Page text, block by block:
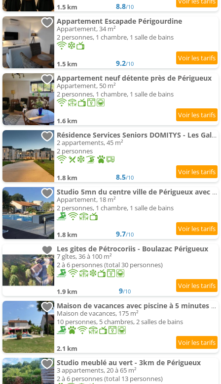
1.5 km 8.8/10
Appartement Escapade Périgourdine
Appartement, 34 m²
2 personnes, 1 chambre, 1 salle de bains
1.5 km 9.2/10
Appartement neuf détente près de Périgueux
Appartement, 50 m²
2 personnes, 1 chambre, 1 salle de bains
1.6 km
Résidence Services Seniors DOMITYS - Les Galopins
2 appartements, 45 m²
2 personnes
1.8 km 8.5/10
Studio 5mn du centre ville de Périgueux avec piscine
Appartement, 18 m²
2 personnes, 1 chambre, 1 salle de bains
1.8 km 9.7/10
Les gites de Pétrocoriis - Boulazac Périgueux
7 gîtes, 36 à 100 m²
2 à 6 personnes (total 30 personnes)
1.9 km 9/10
Maison de vacances avec piscine à 5 minutes de Périgueux
Maison de vacances, 175 m²
10 personnes, 5 chambres, 2 salles de bains
2.1 km
Studio meublé au vert - 3km de Périgueux
3 appartements, 20 à 65 m²
2 à 6 personnes (total 13 personnes)